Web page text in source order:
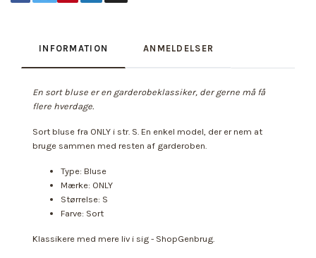
INFORMATION ANMELDELSER
En sort bluse er en garderobeklassiker, der gerne må få
flere hverdage.
Sort bluse fra ONLY i str. S. En enkel model, der er nem at
bruge sammen med resten af garderoben.
Type: Bluse
Mærke: ONLY
Størrelse: S
Farve: Sort
Klassikere med mere liv i sig - ShopGenbrug.